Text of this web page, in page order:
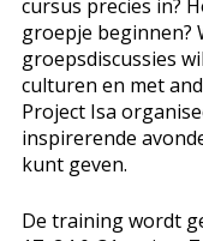
cursus precies in?
groepje beginnen?
groepsdiscussies
culturen en met
Project Isa
inspirerende
kunt geven.
De training wordt